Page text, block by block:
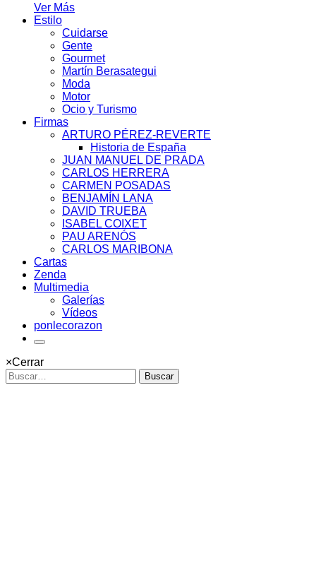
Ver Más
Estilo
Cuidarse
Gente
Gourmet
Martín Berasategui
Moda
Motor
Ocio y Turismo
Firmas
ARTURO PÉREZ-REVERTE
Historia de España
JUAN MANUEL DE PRADA
CARLOS HERRERA
CARMEN POSADAS
BENJAMÍN LANA
DAVID TRUEBA
ISABEL COIXET
PAU ARENÓS
CARLOS MARIBONA
Cartas
Zenda
Multimedia
Galerías
Vídeos
ponlecorazon
×Cerrar
Buscar